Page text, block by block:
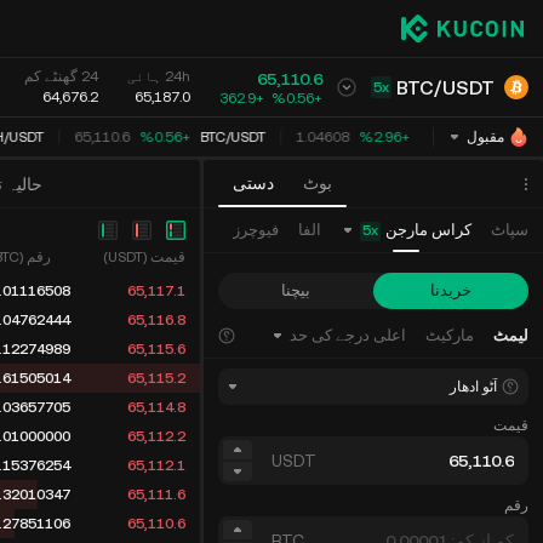
BTC/USDT
5x
65,110.6
‮+‭0.56‬%‬
+
362.9
24h ہائی
65,187.0
24 گھنٹے کم
64,676.2
مقبول /USDT
‮+‭2.96‬%‬
1.04608
BTC/USDT
‮+‭0.56‬%‬
65,110.6
/USDT
دستی بوٹ
قیمت (USDT)
رقم (BTC)
65,117.1
65,116.8
65,115.6
65,115.2
65,114.8
65,112.2
65,112.1
65,111.6
65,110.6
سپاٹ کراس مارجن 5x الفا فیوچرز
خریدنا بیچنا
لیمٹ مارکیٹ اعلی درجے کی حد
آٹو ادھار
قیمت
USDT
رقم